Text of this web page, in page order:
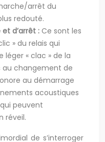
arrêt du
redouté.
d’arrêt : Ce sont les
» du relais qui
léger « clac » de la
au changement de
au démarrage
acoustiques
peuvent
réveil.
de s’interroger